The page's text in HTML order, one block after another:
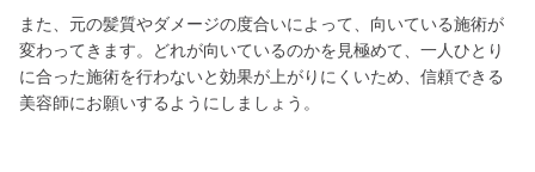
また、元の髪質やダメージの度合いによって、向いている施術が
変わってきます。どれが向いているのかを見極めて、一人ひとり
に合った施術を行わないと効果が上がりにくいため、信頼できる
美容師にお願いするようにしましょう。